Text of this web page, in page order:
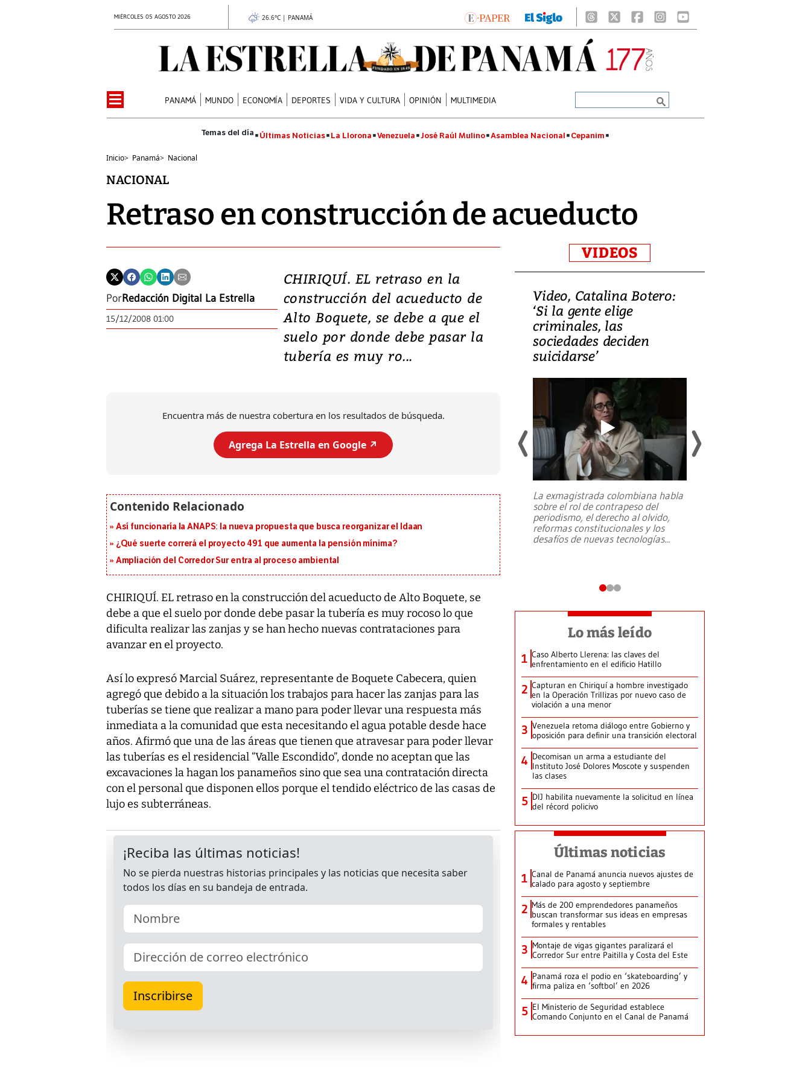
MIÉRCOLES 05 AGOSTO 2026 26.6°C | PANAMÁ
PANAMÁ MUNDO ECONOMÍA DEPORTES VIDA Y CULTURA OPINIÓN MULTIMEDIA
Últimas Noticias La Llorona Venezuela José Raúl Mulino Asamblea Nacional Cepanim
Inicio> Panamá> Nacional
NACIONAL
Retraso en construcción de acueducto
PorRedacción Digital La Estrella
15/12/2008 01:00
CHIRIQUÍ. EL retraso en la
construcción del acueducto de
Alto Boquete, se debe a que el
suelo por donde debe pasar la
tubería es muy ro...
Encuentra más de nuestra cobertura en los resultados de búsqueda.
Agrega La Estrella en Google ↗️
Así funcionaría la ANAPS: la nueva propuesta que busca reorganizar el Idaan
¿Qué suerte correrá el proyecto 491 que aumenta la pensión mínima?
Ampliación del Corredor Sur entra al proceso ambiental
CHIRIQUÍ. EL retraso en la construcción del acueducto de Alto Boquete, se
debe a que el suelo por donde debe pasar la tubería es muy rocoso lo que
dificulta realizar las zanjas y se han hecho nuevas contrataciones para
avanzar en el proyecto.
Así lo expresó Marcial Suárez, representante de Boquete Cabecera, quien
agregó que debido a la situación los trabajos para hacer las zanjas para las
tuberías se tiene que realizar a mano para poder llevar una respuesta más
inmediata a la comunidad que esta necesitando el agua potable desde hace
años. Afirmó que una de las áreas que tienen que atravesar para poder llevar
las tuberías es el residencial “Valle Escondido”, donde no aceptan que las
excavaciones la hagan los panameños sino que sea una contratación directa
con el personal que disponen ellos porque el tendido eléctrico de las casas de
lujo es subterráneas.
VIDEOS
Video, Japón: Terremoto
deja heridos y graves
daños en Kumamoto
al sur de Japón, provocando una
Video, Catalina Botero:
‘Si la gente elige
criminales, las
sociedades deciden
suicidarse’
La exmagistrada colombiana habla
sobre el rol de contrapeso del
periodismo, el derecho al olvido,
reformas constitucionales y los
desafíos de nuevas tecnologías...
Lo más leído
1 Caso Alberto Llerena: las claves del
enfrentamiento en el edificio Hatillo
2 Capturan en Chiriquí a hombre investigado
en la Operación Trillizas por nuevo caso de
violación a una menor
3 Venezuela retoma diálogo entre Gobierno y
oposición para definir una transición electoral
4 Decomisan un arma a estudiante del
Instituto José Dolores Moscote y suspenden
las clases
5 DIJ habilita nuevamente la solicitud en línea
del récord policivo
Últimas noticias
1 Canal de Panamá anuncia nuevos ajustes de
calado para agosto y septiembre
2 Más de 200 emprendedores panameños
buscan transformar sus ideas en empresas
formales y rentables
3 Montaje de vigas gigantes paralizará el
Corredor Sur entre Paitilla y Costa del Este
4 Panamá roza el podio en ‘skateboarding’ y
firma paliza en ‘softbol’ en 2026
5 El Ministerio de Seguridad establece
Comando Conjunto en el Canal de Panamá